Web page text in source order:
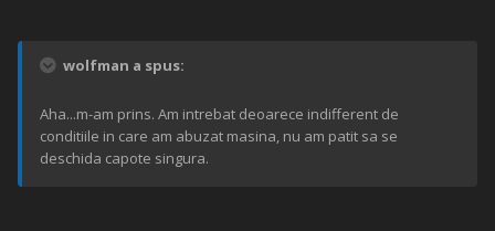
wolfman a spus:
Aha...m-am prins. Am intrebat deoarece indifferent de
conditiile in care am abuzat masina, nu am patit sa se
deschida capote singura.